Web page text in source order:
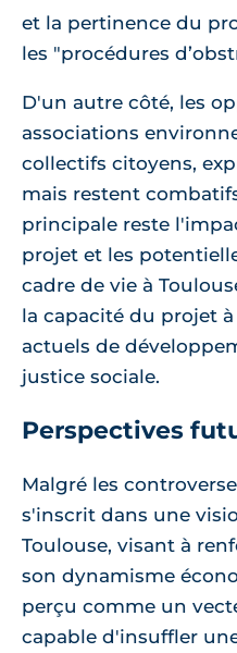
et la pertinence du
les "procédures
D'un autre côté, les
associations
collectifs citoyens,
mais restent
principale reste
projet et les
cadre de vie à
la capacité du projet
actuels de
justice sociale.
Perspectives
Malgré les
s'inscrit dans une
Toulouse, visant à
son dynamisme
perçu comme un
capable d'insuffler